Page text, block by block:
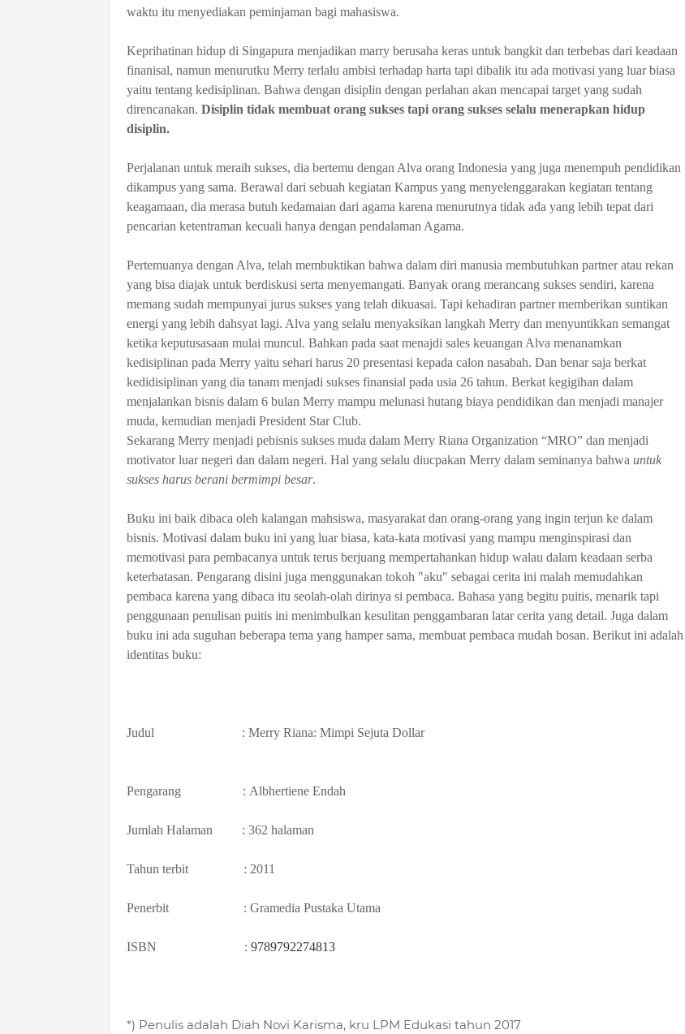
waktu itu menyediakan peminjaman bagi mahasiswa.
Keprihatinan hidup di Singapura menjadikan marry berusaha keras untuk bangkit dan terbebas dari keadaan
finanisal, namun menurutku Merry terlalu ambisi terhadap harta tapi dibalik itu ada motivasi yang luar biasa
yaitu tentang kedisiplinan. Bahwa dengan disiplin dengan perlahan akan mencapai target yang sudah
direncanakan. Disiplin tidak membuat orang sukses tapi orang sukses selalu menerapkan hidup
disiplin.
Perjalanan untuk meraih sukses, dia bertemu dengan Alva orang Indonesia yang juga menempuh pendidikan
dikampus yang sama. Berawal dari sebuah kegiatan Kampus yang menyelenggarakan kegiatan tentang
keagamaan, dia merasa butuh kedamaian dari agama karena menurutnya tidak ada yang lebih tepat dari
pencarian ketentraman kecuali hanya dengan pendalaman Agama.
Pertemuanya dengan Alva, telah membuktikan bahwa dalam diri manusia membutuhkan partner atau rekan
yang bisa diajak untuk berdiskusi serta menyemangati. Banyak orang merancang sukses sendiri, karena
memang sudah mempunyai jurus sukses yang telah dikuasai. Tapi kehadiran partner memberikan suntikan
energi yang lebih dahsyat lagi. Alva yang selalu menyaksikan langkah Merry dan menyuntikkan semangat
ketika keputusasaan mulai muncul. Bahkan pada saat menajdi sales keuangan Alva menanamkan
kedisiplinan pada Merry yaitu sehari harus 20 presentasi kepada calon nasabah. Dan benar saja berkat
kedidisiplinan yang dia tanam menjadi sukses finansial pada usia 26 tahun. Berkat kegigihan dalam
menjalankan bisnis dalam 6 bulan Merry mampu melunasi hutang biaya pendidikan dan menjadi manajer
muda, kemudian menjadi President Star Club.
Sekarang Merry menjadi pebisnis sukses muda dalam Merry Riana Organization “MRO” dan menjadi
motivator luar negeri dan dalam negeri. Hal yang selalu diucpakan Merry dalam seminanya bahwa untuk
sukses harus berani bermimpi besar.
Buku ini baik dibaca oleh kalangan mahsiswa, masyarakat dan orang-orang yang ingin terjun ke dalam
bisnis. Motivasi dalam buku ini yang luar biasa, kata-kata motivasi yang mampu menginspirasi dan
memotivasi para pembacanya untuk terus berjuang mempertahankan hidup walau dalam keadaan serba
keterbatasan. Pengarang disini juga menggunakan tokoh "aku" sebagai cerita ini malah memudahkan
pembaca karena yang dibaca itu seolah-olah dirinya si pembaca. Bahasa yang begitu puitis, menarik tapi
penggunaan penulisan puitis ini menimbulkan kesulitan penggambaran latar cerita yang detail. Juga dalam
buku ini ada suguhan beberapa tema yang hamper sama, membuat pembaca mudah bosan. Berikut ini adalah
identitas buku:
Judul : Merry Riana: Mimpi Sejuta Dollar
Pengarang : Albhertiene Endah
Jumlah Halaman : 362 halaman
Tahun terbit : 2011
Penerbit : Gramedia Pustaka Utama
ISBN : 9789792274813
*) Penulis adalah Diah Novi Karisma, kru LPM Edukasi tahun 2017